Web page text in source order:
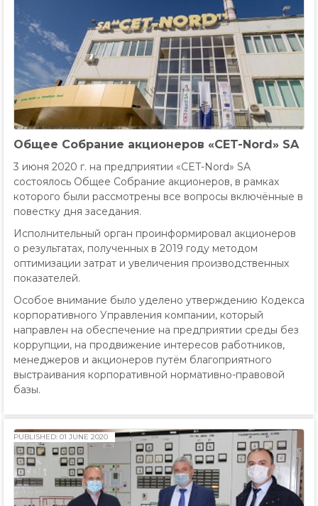
Общее Собрание акционеров «CET-Nord» SA
3 июня 2020 г. на предприятии «CET-Nord» SA
состоялось Общее Собрание акционеров, в рамках
которого были рассмотрены все вопросы включённые в
повестку дня заседания.
Исполнительный орган проинформировал акционеров
о результатах, полученных в 2019 году методом
оптимизации затрат и увеличения производственных
показателей.
Особое внимание было уделено утверждению Кодекса
корпоративного Управления компании, который
направлен на обеспечение на предприятии среды без
коррупции, на продвижение интересов работников,
менеджеров и акционеров путём благоприятного
выстраивания корпоративной нормативно-правовой
базы.
PUBLISHED: 01 JUNE 2020